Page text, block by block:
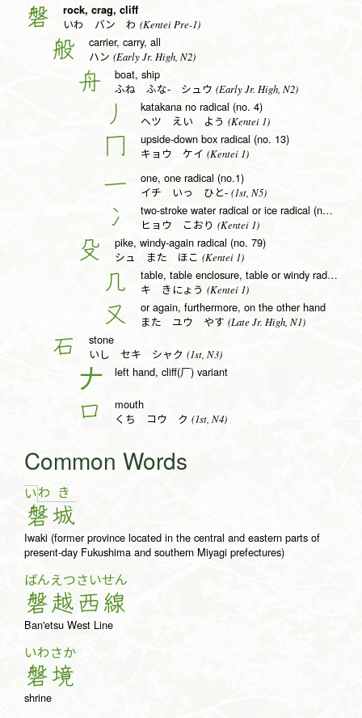
磐 rock, crag, cliff
いわ バン わ (Kentei Pre-1)
般 carrier, carry, all
ハン (Early Jr. High, N2)
舟 boat, ship
ふね ふな- シュウ (Early Jr. High, N2)
丿 katakana no radical (no. 4)
ヘツ えい よう (Kentei 1)
冂 upside-down box radical (no. 13)
キョウ ケイ (Kentei 1)
一 one, one radical (no.1)
イチ いっ ひと- (1st, N5)
冫 two-stroke water radical or ice radical (no. 15)
ヒョウ こおり (Kentei 1)
殳 pike, windy-again radical (no. 79)
シュ また ほこ (Kentei 1)
几 table, table enclosure, table or windy radical (no. 16)
キ きにょう (Kentei 1)
又 or again, furthermore, on the other hand
また ユウ やす (Late Jr. High, N1)
石 stone
いし セキ シャク (1st, N3)
𠂇 left hand, cliff(厂) variant
口 mouth
くち コウ ク (1st, N4)
Common Words
いわ
磐
き
城
Iwaki (former province located in the central and eastern parts of
present-day Fukushima and southern Miyagi prefectures)
ばん
磐
えつ
越
さい
西
せん
線
Ban'etsu West Line
いわ
磐
さか
境
shrine